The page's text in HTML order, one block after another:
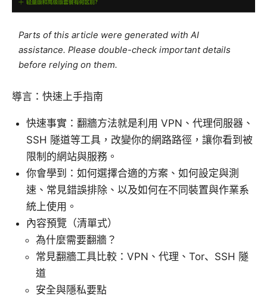
Parts of this article were generated with AI
assistance. Please double-check important details
before relying on them.
導言：快速上手指南
快速事實：翻牆方法就是利用 VPN、代理伺服器、
SSH 隧道等工具，改變你的網路路徑，讓你看到被
限制的網站與服務。
你會學到：如何選擇合適的方案、如何設定與測
速、常見錯誤排除、以及如何在不同裝置與作業系
統上使用。
內容預覽（清單式）
為什麼需要翻牆？
常見翻牆工具比較：VPN、代理、Tor、SSH 隧
道
安全與隱私要點